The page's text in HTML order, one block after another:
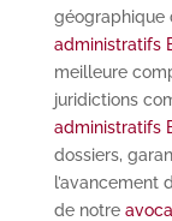
géographique
administratifs
meilleure
juridictions
administratifs
dossiers,
l’avancement
de notre